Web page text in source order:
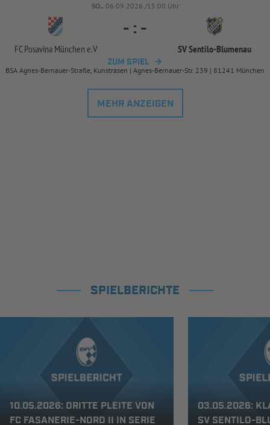
SO.. 06.09.2026 /15:00 Uhr
FC Posavina München e.V
- : -
SV Sentilo-Blumenau
ZUM SPIEL
BSA Agnes-Bernauer-Straße, Kunstrasen | Agnes-Bernauer-Str. 239 | 81241 München
MEHR ANZEIGEN
SPIELBERICHTE
10.05.2026: DRITTE PLEITE VON
FC FASANERIE-NORD II IN SERIE
03.05.2026:
SV SENTILO-